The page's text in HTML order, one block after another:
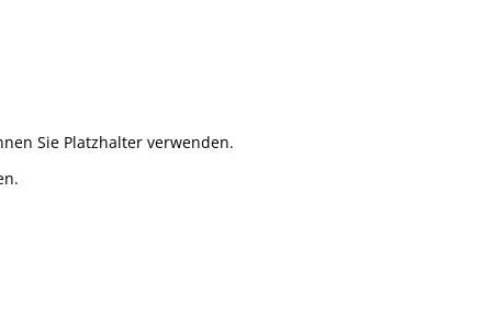
Sie Platzhalter verwenden.